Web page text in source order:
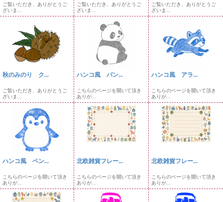
ご覧いただき、ありがとうご
ざいま...
ご覧いただき、ありがとうご
ざいま...
ご覧いただき、ありがとうご
ざいま...
秋のみのり ク...
ご覧いただき、ありがとうご
ざいま...
ハンコ風 パン...
こちらのページを開いて頂き
ありが...
ハンコ風 アラ...
こちらのページを開いて頂き
ありが...
ハンコ風 ペン...
こちらのページを開いて頂き
ありが...
北欧雑貨フレー...
こちらのページを開いて頂き
ありが...
北欧雑貨フレー...
こちらのページを開いて頂き
ありが...